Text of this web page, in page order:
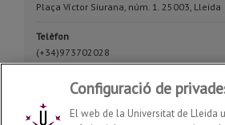
Plaça Víctor Siurana, núm. 1. 25003, Lleida
Telèfon
(+34)973702028
rap@historia.udl.cat
Configuració de
El web de la Universitat de Lleida